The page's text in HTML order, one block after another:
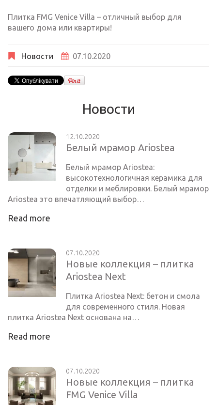
Плитка FMG Venice Villa – отличный выбор для
вашего дома или квартиры!
Новости 07.10.2020
Новости
12.10.2020
Белый мрамор Ariostea
Белый мрамор Ariostea:
высокотехнологичная керамика для
отделки и меблировки. Белый мрамор
Ariostea это впечатляющий выбор…
Read more
07.10.2020
Новые коллекция – плитка
Ariostea Next
Плитка Ariostea Next: бетон и смола
для современного стиля. Новая
плитка Ariostea Next основана на…
Read more
07.10.2020
Новые коллекция – плитка
FMG Venice Villa